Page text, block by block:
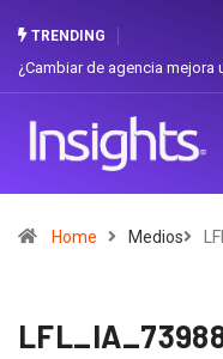
TRENDING
¿Cambiar de agencia mejora
Home Medios